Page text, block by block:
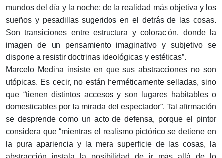
mundos del día y la noche; de la realidad más objetiva y los
sueños y pesadillas sugeridos en el detrás de las cosas.
Son transiciones entre estructura y coloración, donde la
imagen de un pensamiento imaginativo y subjetivo se
dispone a resistir doctrinas ideológicas y estéticas”.
Marcelo Medina insiste en que sus abstracciones no son
utópicas. Es decir, no están herméticamente selladas, sino
que “tienen distintos accesos y son lugares habitables o
domesticables por la mirada del espectador”. Tal afirmación
se desprende como un acto de defensa, porque el pintor
considera que “mientras el realismo pictórico se detiene en
la pura apariencia y la mera superficie de las cosas, la
abstracción instala la posibilidad de ir más allá de lo